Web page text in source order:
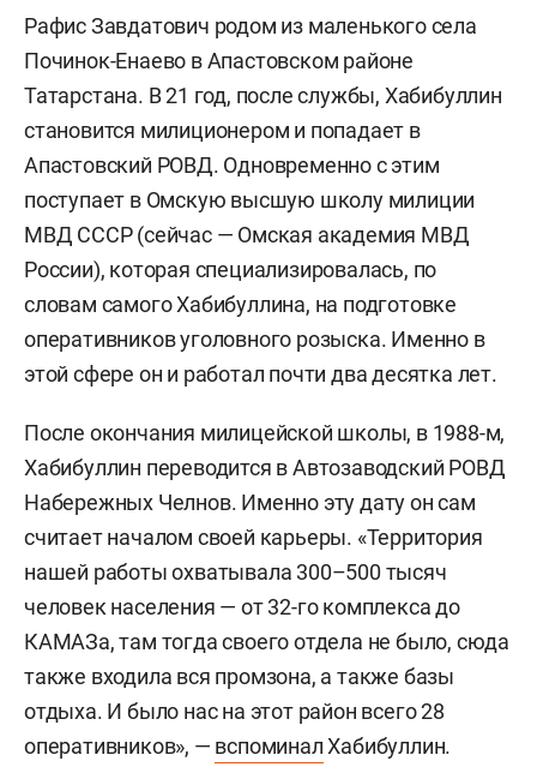
Рафис Завдатович родом из маленького села
Починок-Енаево в Апастовском районе
Татарстана. В 21 год, после службы, Хабибуллин
становится милиционером и попадает в
Апастовский РОВД. Одновременно с этим
поступает в Омскую высшую школу милиции
МВД СССР (сейчас — Омская академия МВД
России), которая специализировалась, по
словам самого Хабибуллина, на подготовке
оперативников уголовного розыска. Именно в
этой сфере он и работал почти два десятка лет.
После окончания милицейской школы, в 1988-м,
Хабибуллин переводится в Автозаводский РОВД
Набережных Челнов. Именно эту дату он сам
считает началом своей карьеры. «Территория
нашей работы охватывала 300–500 тысяч
человек населения — от 32-го комплекса до
КАМАЗа, там тогда своего отдела не было, сюда
также входила вся промзона, а также базы
отдыха. И было нас на этот район всего 28
оперативников», — вспоминалХабибуллин.